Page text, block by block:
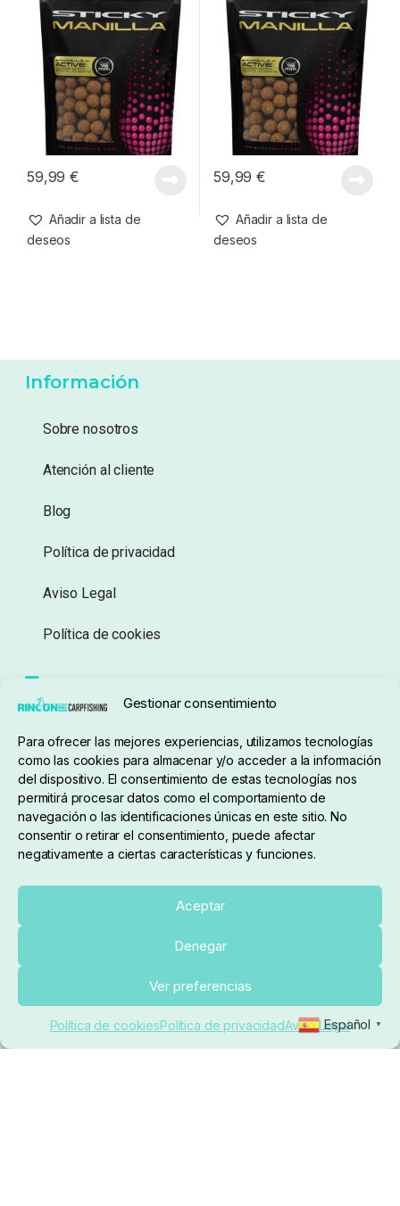
Gestionar consentimiento
Para ofrecer las mejores experiencias, utilizamos tecnologías
como las cookies para almacenar y/o acceder a la información
del dispositivo. El consentimiento de estas tecnologías nos
permitirá procesar datos como el comportamiento de
navegación o las identificaciones únicas en este sitio. No
consentir o retirar el consentimiento, puede afectar
negativamente a ciertas características y funciones.
Aceptar
Denegar
Ver preferencias
Política de cookiesPolítica de privacidadAviso Legal
59,99€
Añadir a lista de
deseos
59,99€
Añadir a lista de
deseos
Información
Sobre nosotros
Atención al cliente
Blog
Política de privacidad
Aviso Legal
Política de cookies
Sobre nosotros
910 824 923
Lunes a Viernes de 10:00 a 14:00 horas y 17:00 a
Español ▼